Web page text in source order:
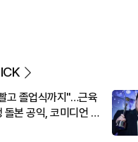
고 졸업식까지"…근육
돌본 공익, 코미디언 김